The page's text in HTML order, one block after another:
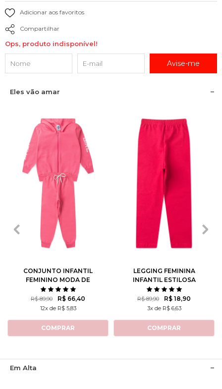
Adicionar aos favoritos
Compartilhar
Ops, produto indisponível!
Avise-me
Eles vão amar
2 4
CONJUNTO INFANTIL
FEMININO MODA DE
MENINAS
R$ 89,90 R$ 66,40
12x de R$ 5,83
COMPRAR
8
10 12
LEGGING FEMININA
INFANTIL ESTILOSA
R$ 89,90 R$ 18,90
3x de R$ 6,63
COMPRAR
Em Alta